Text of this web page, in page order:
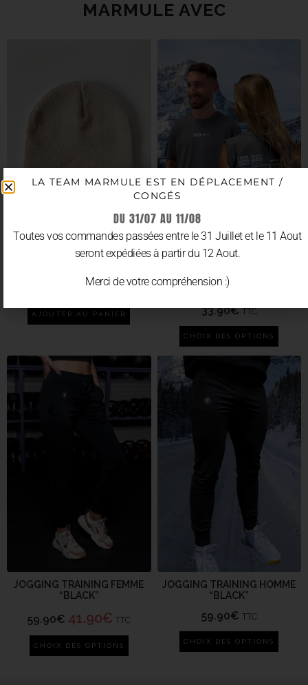
MARMULE AVEC
€
AJOUTER AU PANIER
OVERSIZE “MARMULE DÉF –
LIMITED EDITION”
33.90€ TTC
CHOIX DES OPTIONS
JOGGING TRAINING FEMME
“BLACK”
59.90€ 41.90€ TTC
CHOIX DES OPTIONS
JOGGING TRAINING HOMME
“BLACK”
59.90€ TTC
CHOIX DES OPTIONS
LA TEAM MARMULE EST EN DÉPLACEMENT /
CONGÉS
DU 31/07 AU 11/08
Toutes vos commandes passées entre le 31 Juillet et le 11 Aout
seront expédiées à partir du 12 Aout.
Merci de votre compréhension :)